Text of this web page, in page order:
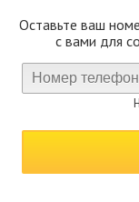
Оставьте ваш
с вами для